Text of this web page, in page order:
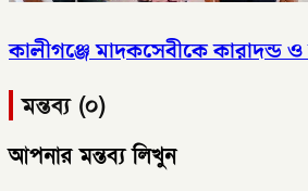
কালীগঞ্জে মাদকসেবীকে কারাদন্ড ও
মন্তব্য (০)
আপনার মন্তব্য লিখুন